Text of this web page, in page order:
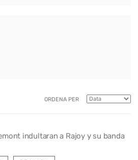
ORDENA PER
indultaran a Rajoy y su banda